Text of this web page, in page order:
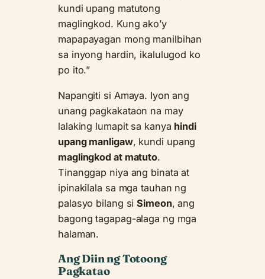
kundi upang matutong
maglingkod. Kung ako’y
mapapayagan mong manilbihan
sa inyong hardin, ikalulugod ko
po ito.”
Napangiti si Amaya. Iyon ang
unang pagkakataon na may
lalaking lumapit sa kanya hindi
upang manligaw, kundi upang
maglingkod at matuto.
Tinanggap niya ang binata at
ipinakilala sa mga tauhan ng
palasyo bilang siSimeon, ang
bagong tagapag-alaga ng mga
halaman.
Ang Diin ng Totoong
Pagkatao